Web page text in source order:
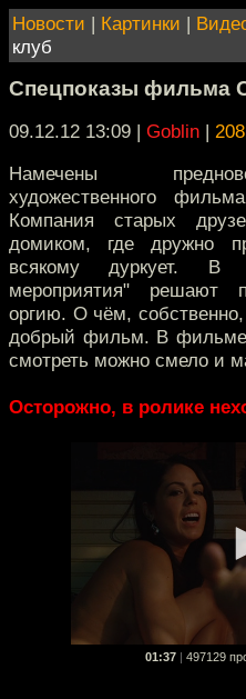
Новости | Картинки |
клуб
Спецпоказы фильма
09.12.12 13:09 | Goblin |
Намечены
художественного
Компания старых
домиком, где дружно
всякому дуркует. В
мероприятия" решают
оргию. О чём,
добрый фильм. В фильме
смотреть можно смело и
Осторожно, в ролике
01:37 497129